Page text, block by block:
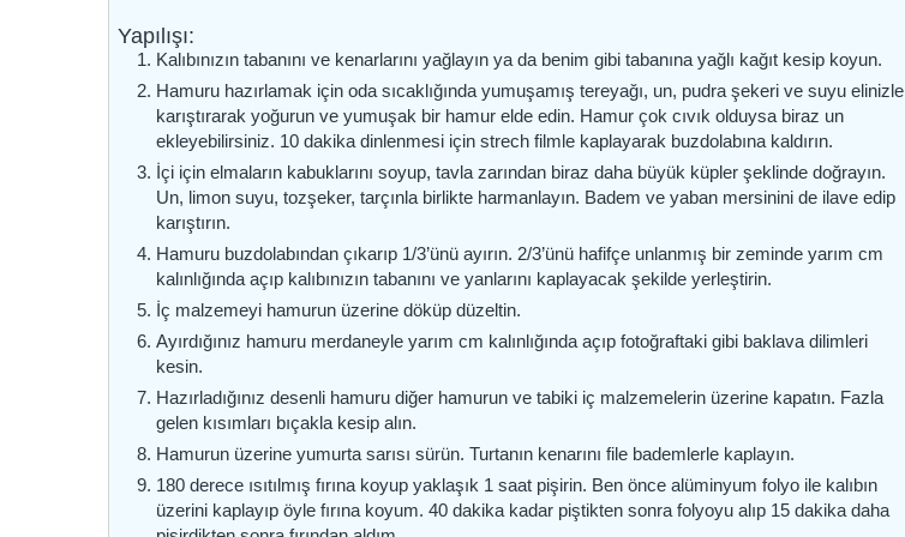
Yapılışı:
Kalıbınızın tabanını ve kenarlarını yağlayın ya da benim gibi tabanına yağlı kağıt kesip koyun.
Hamuru hazırlamak için oda sıcaklığında yumuşamış tereyağı, un, pudra şekeri ve suyu elinizle
karıştırarak yoğurun ve yumuşak bir hamur elde edin. Hamur çok cıvık olduysa biraz un
ekleyebilirsiniz. 10 dakika dinlenmesi için strech filmle kaplayarak buzdolabına kaldırın.
İçi için elmaların kabuklarını soyup, tavla zarından biraz daha büyük küpler şeklinde doğrayın.
Un, limon suyu, tozşeker, tarçınla birlikte harmanlayın. Badem ve yaban mersinini de ilave edip
karıştırın.
Hamuru buzdolabından çıkarıp 1/3’ünü ayırın. 2/3’ünü hafifçe unlanmış bir zeminde yarım cm
kalınlığında açıp kalıbınızın tabanını ve yanlarını kaplayacak şekilde yerleştirin.
İç malzemeyi hamurun üzerine döküp düzeltin.
Ayırdığınız hamuru merdaneyle yarım cm kalınlığında açıp fotoğraftaki gibi baklava dilimleri
kesin.
Hazırladığınız desenli hamuru diğer hamurun ve tabiki iç malzemelerin üzerine kapatın. Fazla
gelen kısımları bıçakla kesip alın.
Hamurun üzerine yumurta sarısı sürün. Turtanın kenarını file bademlerle kaplayın.
180 derece ısıtılmış fırına koyup yaklaşık 1 saat pişirin. Ben önce alüminyum folyo ile kalıbın
üzerini kaplayıp öyle fırına koyum. 40 dakika kadar piştikten sonra folyoyu alıp 15 dakika daha